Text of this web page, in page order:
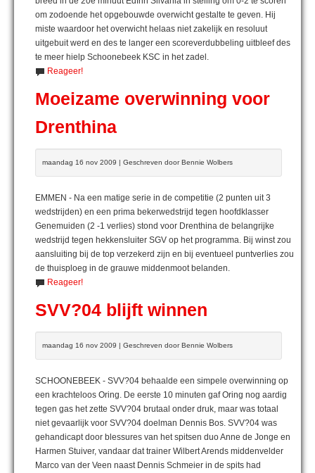
om zodoende het opgebouwde overwicht gestalte te geven. Hij
miste waardoor het overwicht helaas niet zakelijk en resoluut
uitgebuit werd en des te langer een scoreverdubbeling uitbleef des
te meer hielp Schoonebeek KSC in het zadel.
Reageer!
Moeizame overwinning voor
Drenthina
maandag 16 nov 2009 | Geschreven door Bennie Wolbers
EMMEN - Na een matige serie in de competitie (2 punten uit 3
wedstrijden) en een prima bekerwedstrijd tegen hoofdklasser
Genemuiden (2 -1 verlies) stond voor Drenthina de belangrijke
wedstrijd tegen hekkensluiter SGV op het programma. Bij winst zou
aansluiting bij de top verzekerd zijn en bij eventueel puntverlies zou
de thuisploeg in de grauwe middenmoot belanden.
Reageer!
SVV?04 blijft winnen
maandag 16 nov 2009 | Geschreven door Bennie Wolbers
SCHOONEBEEK - SVV?04 behaalde een simpele overwinning op
een krachteloos Oring. De eerste 10 minuten gaf Oring nog aardig
tegen gas het zette SVV?04 brutaal onder druk, maar was totaal
niet gevaarlijk voor SVV?04 doelman Dennis Bos. SVV?04 was
gehandicapt door blessures van het spitsen duo Anne de Jonge en
Harmen Stuiver, vandaar dat trainer Wilbert Arends middenvelder
Marco van der Veen naast Dennis Schmeier in de spits had